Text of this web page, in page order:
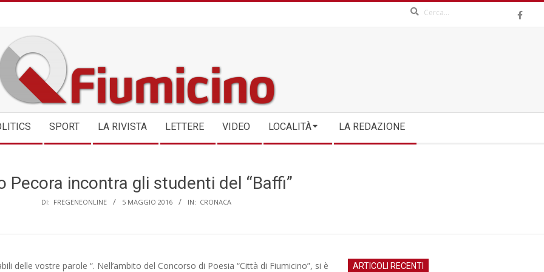
SPORT LA RIVISTA LETTERE VIDEO LOCALITÀ LA REDAZIONE
Pecora incontra gli studenti del “Baffi”
DI: FREGENEONLINE 5 MAGGIO 2016 IN: CRONACA
delle vostre parole “. Nell’ambito del Concorso di Poesia “Città di Fiumicino”, si è
ARTICOLI RECENTI